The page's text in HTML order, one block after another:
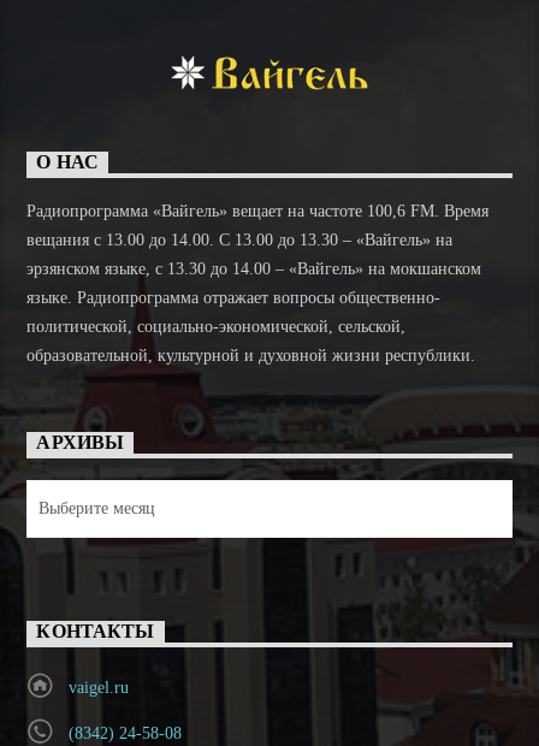
О НАС
Радиопрограмма «Вайгель» вещает на частоте 100,6 FM. Время
вещания с 13.00 до 14.00. C 13.00 до 13.30 – «Вайгель» на
эрзянском языке, с 13.30 до 14.00 – «Вайгель» на мокшанском
языке. Радиопрограмма отражает вопросы общественно-
политической, социально-экономической, сельской,
образовательной, культурной и духовной жизни республики.
АРХИВЫ
КОНТАКТЫ
vaigel.ru
(8342) 24-58-08